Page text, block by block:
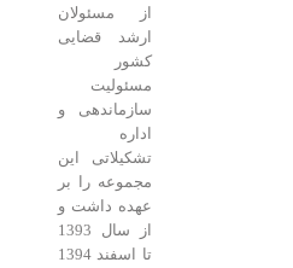
از مسئولان
ارشد قضایی
مسئولیت
سازماندهی و
تشکیلاتی این
مجموعه را بر
عهده داشت و
از سال 1393
تا اسفند 1394